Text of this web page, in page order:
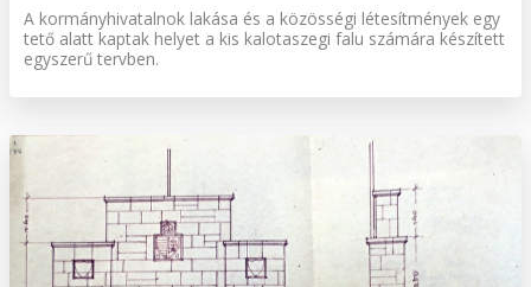
A kormányhivatalnok lakása és a közösségi létesítmények egy
tető alatt kaptak helyet a kis kalotaszegi falu számára készített
egyszerű tervben.